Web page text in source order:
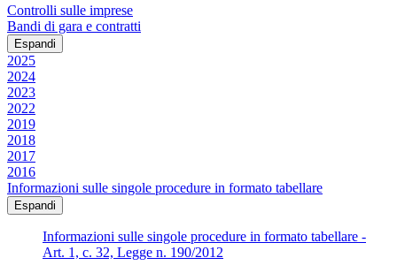
Controlli sulle imprese
Bandi di gara e contratti
Espandi
2025
2024
2023
2022
2019
2018
2017
2016
Informazioni sulle singole procedure in formato tabellare
Espandi
Informazioni sulle singole procedure in formato tabellare -
Art. 1, c. 32, Legge n. 190/2012